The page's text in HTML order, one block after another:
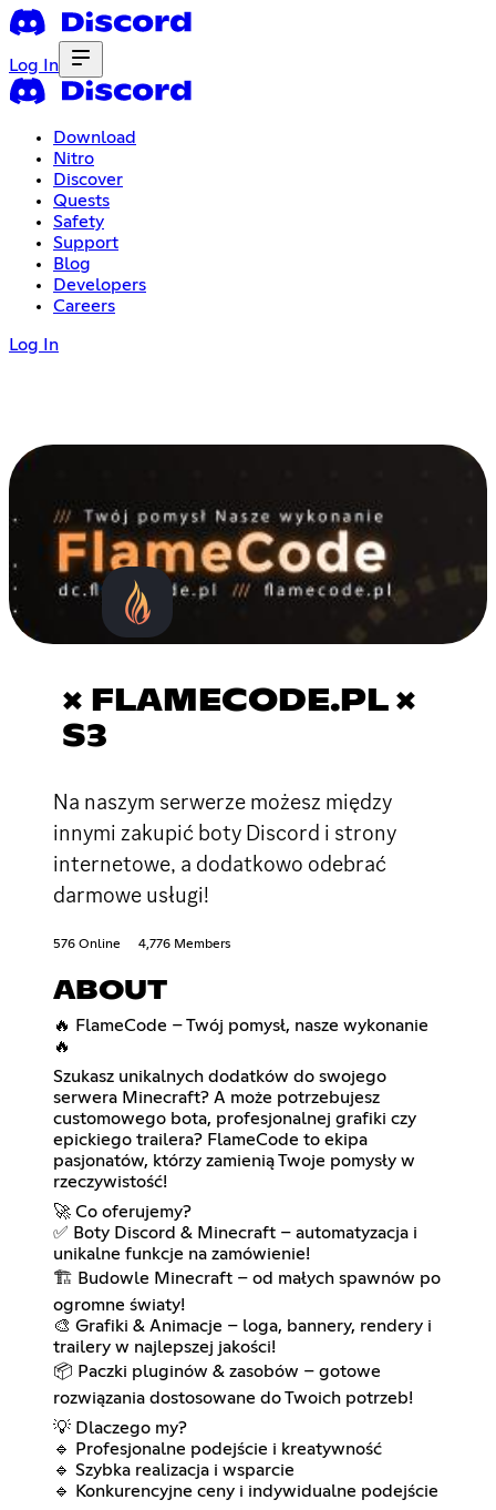
Log In
Download
Nitro
Discover
Quests
Safety
Support
Blog
Developers
Careers
Log In
× FLAMECODE.PL ×
S3
Na naszym serwerze możesz między
innymi zakupić boty Discord i strony
internetowe, a dodatkowo odebrać
darmowe usługi!
576 Online 4,776 Members
ABOUT
🔥 FlameCode – Twój pomysł, nasze wykonanie
🔥
Szukasz unikalnych dodatków do swojego
serwera Minecraft? A może potrzebujesz
customowego bota, profesjonalnej grafiki czy
epickiego trailera? FlameCode to ekipa
pasjonatów, którzy zamienią Twoje pomysły w
rzeczywistość!
🚀 Co oferujemy?
✅ Boty Discord & Minecraft – automatyzacja i
unikalne funkcje na zamówienie!
🏗️ Budowle Minecraft – od małych spawnów po
ogromne światy!
🎨 Grafiki & Animacje – loga, bannery, rendery i
trailery w najlepszej jakości!
📦 Paczki pluginów & zasobów – gotowe
rozwiązania dostosowane do Twoich potrzeb!
💡 Dlaczego my?
🔹 Profesjonalne podejście i kreatywność
🔹 Szybka realizacja i wsparcie
🔹 Konkurencyjne ceny i indywidualne podejście